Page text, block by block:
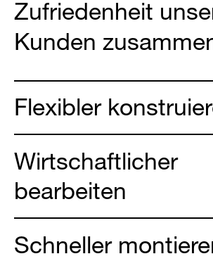
Zufriedenheit
Kunden
Flexibler
Wirtschaftlicher
bearbeiten
Schneller